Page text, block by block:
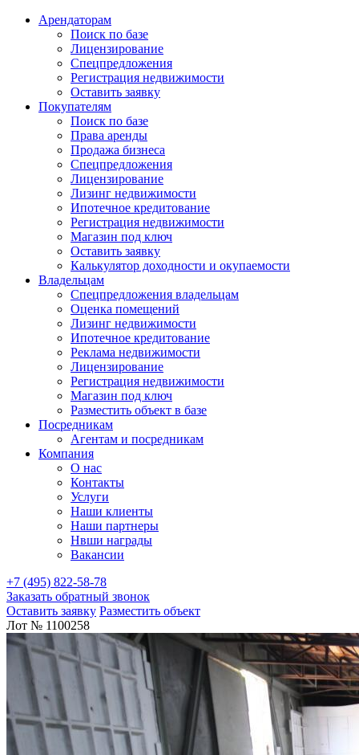
Арендаторам
Поиск по базе
Лицензирование
Спецпредложения
Регистрация недвижимости
Оставить заявку
Покупателям
Поиск по базе
Права аренды
Продажа бизнеса
Спецпредложения
Лицензирование
Лизинг недвижимости
Ипотечное кредитование
Регистрация недвижимости
Магазин под ключ
Оставить заявку
Калькулятор доходности и окупаемости
Владельцам
Спецпредложения владельцам
Оценка помещений
Лизинг недвижимости
Ипотечное кредитование
Реклама недвижимости
Лицензирование
Регистрация недвижимости
Магазин под ключ
Разместить объект в базе
Посредникам
Агентам и посредникам
Компания
О нас
Контакты
Услуги
Наши клиенты
Наши партнеры
Нвши награды
Вакансии
+7 (495) 822-58-78
Заказать обратный звонок
Оставить заявку Разместить объект
Лот № 1100258